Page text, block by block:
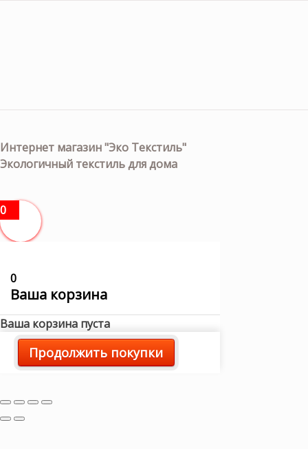
Интернет магазин "Эко Текстиль"
Экологичный текстиль для дома
0
0
Ваша корзина
Ваша корзина пуста
Продолжить покупки